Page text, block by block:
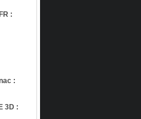
:
:
3D :